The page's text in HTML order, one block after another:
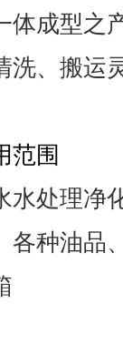
体成型之
洗、搬运
范围
水处理净
各种油品